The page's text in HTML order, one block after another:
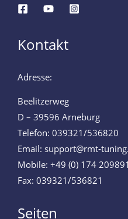
Kontakt
Adresse:
Beelitzerweg
D – 39596 Arneburg
Telefon: 039321/536820
Email: support@rmt-
Mobile: +49 (0) 174
Fax: 039321/536821
Seiten